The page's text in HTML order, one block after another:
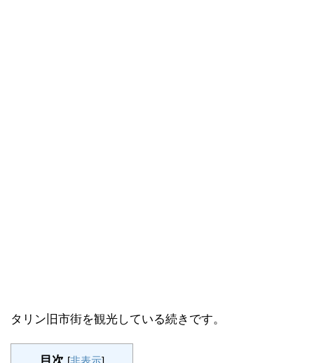
タリン旧市街を観光している続きです。